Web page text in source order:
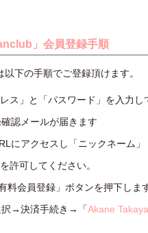
」会員登録手順
下の手順でご登録頂けます。
ス」と「パスワード」を入力
認メールが届きます
にアクセスし「ニックネーム
許可してください。
料会員登録」ボタンを押下しま
択→決済手続き→「Akane